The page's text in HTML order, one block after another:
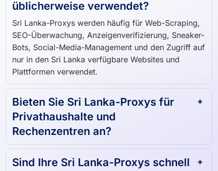
üblicherweise verwendet?
Sri Lanka-Proxys werden häufig für Web-Scraping,
SEO-Überwachung, Anzeigenverifizierung, Sneaker-
Bots, Social-Media-Management und den Zugriff auf
nur in den Sri Lanka verfügbare Websites und
Plattformen verwendet.
Bieten Sie Sri Lanka-Proxys für
Privathaushalte und
Rechenzentren an?
Sind Ihre Sri Lanka-Proxys schnell